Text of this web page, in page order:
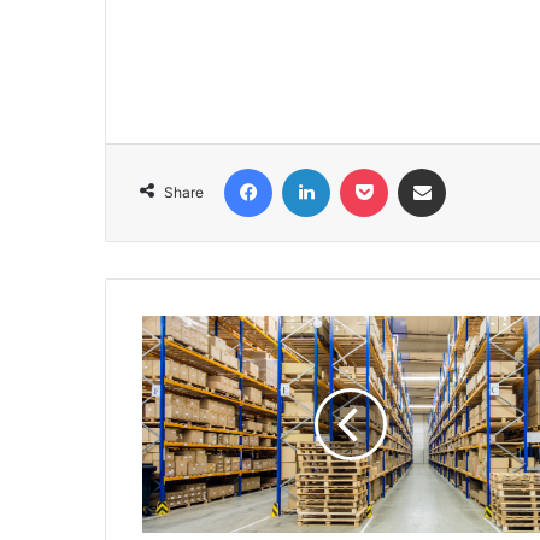
Share
FacebookLinkedIn Pocket
Pasii
privind
organizarea
unui
depozit